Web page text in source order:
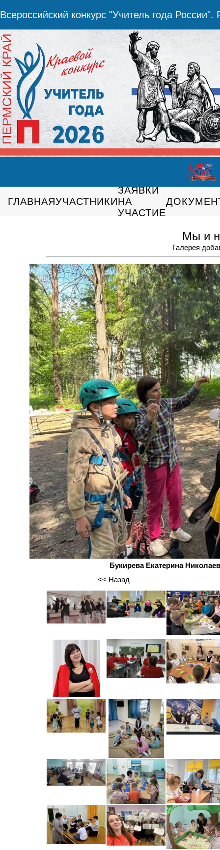
Всероссийский конкурс "Учитель года России".
ГЛАВНАЯУЧАСТНИКИ
ЗАЯВКИ
НА
УЧАСТИЕ
Мы и
Галерея
Букирева Екатерина
<< Назад